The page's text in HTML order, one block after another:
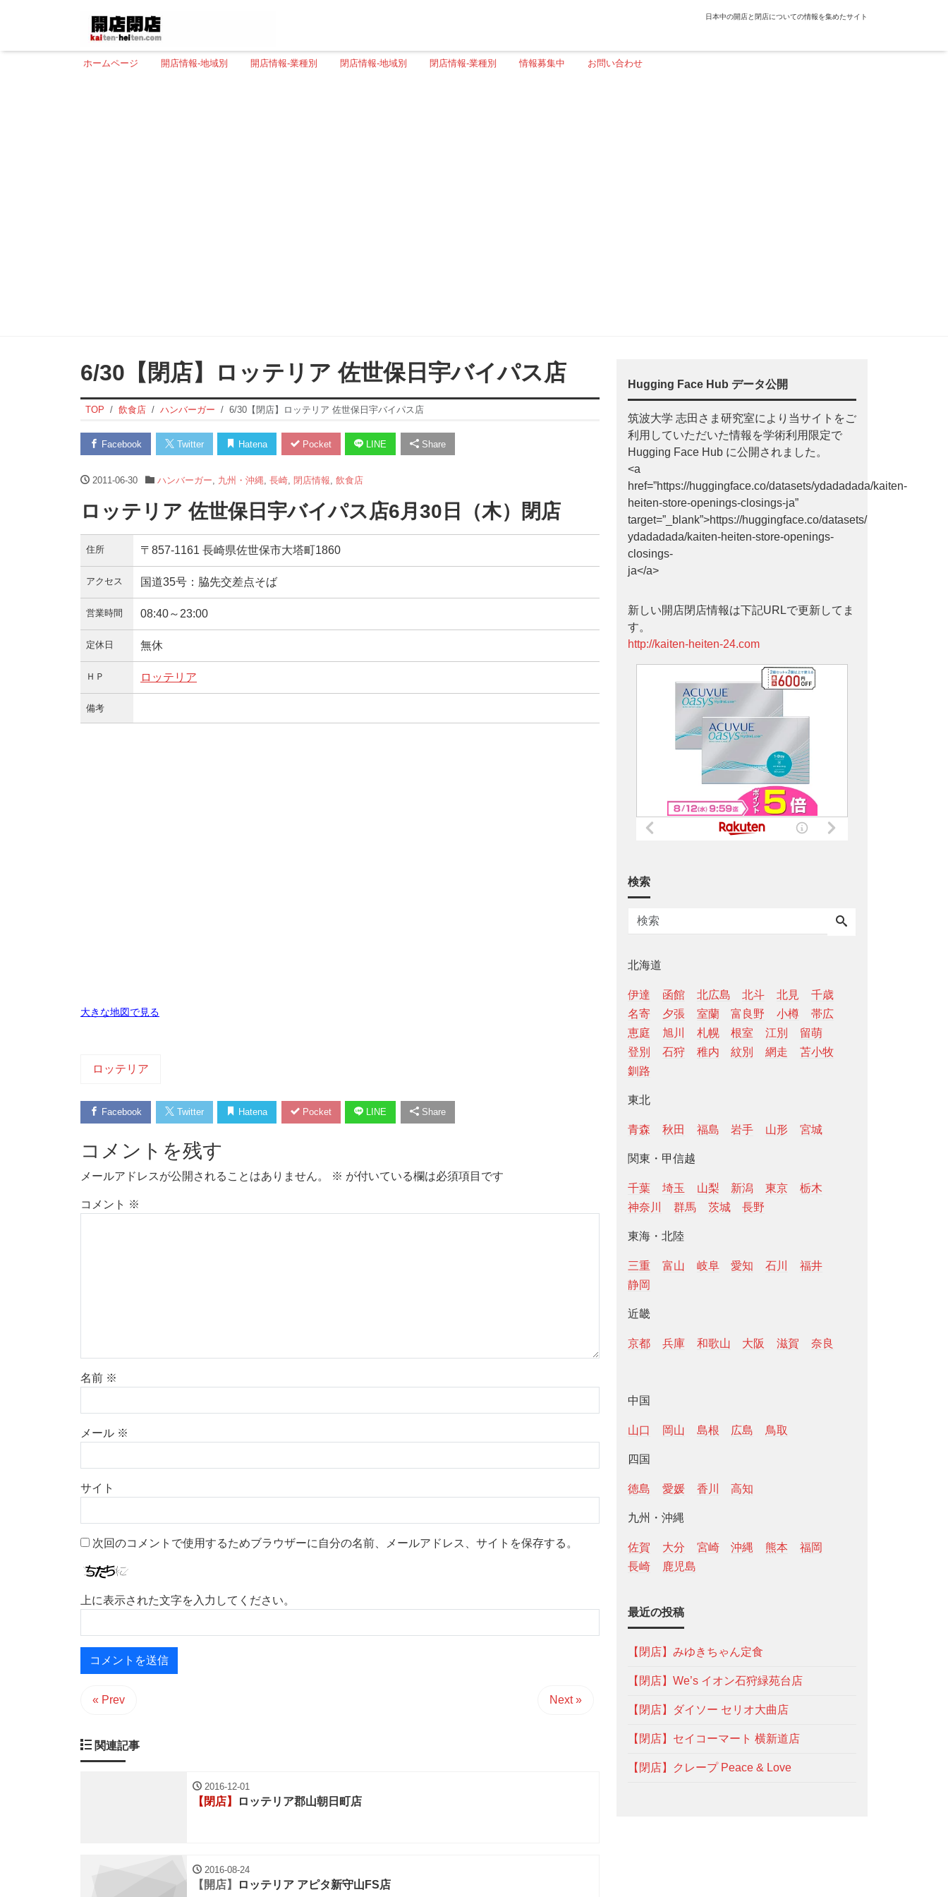
日本中の開店と閉店についての情報を集めたサイト
ホームページ 開店情報-地域別 開店情報-業種別 閉店情報-地域別 閉店情報-業種別 情報募集中 お問い合わせ
6/30【閉店】ロッテリア 佐世保日宇バイパス店
TOP 飲食店 ハンバーガー 6/30【閉店】ロッテリア 佐世保日宇バイパス店
Facebook Twitter Hatena Pocket LINE Share
2011-06-30 ハンバーガー 九州・沖縄 長崎, 閉店情報 飲食店
ロッテリア 佐世保日宇バイパス店6月30日（木）閉店
住所 〒857-1161 長崎県佐世保市大塔町1860
アクセス 国道35号：脇先交差点そば
営業時間 08:40～23:00
定休日 無休
ＨＰ ロッテリア
備考
大きな地図で見る
ロッテリア
Facebook Twitter Hatena Pocket LINE Share
コメントを残す
メールアドレスが公開されることはありません。 ※ が付いている欄は必須項目です
コメント ※
名前 ※
メール ※
サイト
次回のコメントで使用するためブラウザーに自分の名前、メールアドレス、サイトを保存する。
上に表示された文字を入力してください。
« Prev Next »
関連記事
2016-12-01
【閉店】 ロッテリア郡山朝日町店
2016-08-24
【開店】 ロッテリア アピタ新守山FS店
Hugging Face Hub データ公開
筑波大学 志田さま研究室により当サイトをご
利用していただいた情報を学術利用限定で
Hugging Face Hub に公開されました。
<a
href=”https://huggingface.co/datasets/ydadadada/kaiten-
heiten-store-openings-closings-ja”
target=”_blank”>https://huggingface.co/datasets/
ydadadada/kaiten-heiten-store-openings-
closings-
ja</a>
新しい開店閉店情報は下記URLで更新してま
す。
http://kaiten-heiten-24.com
検索
北海道
伊達 函館 北広島 北斗 北見
千歳
名寄
夕張 室蘭 富良野 小樽
帯広
恵庭
旭川 札幌 根室 江別
留萌
登別
石狩 稚内 紋別 網走
苫小牧
釧路
東北
青森 秋田 福島 岩手 山形 宮城
関東・甲信越
千葉 埼玉 山梨 新潟 東京
栃木
神奈川
群馬 茨城 長野
東海・北陸
三重 富山 岐阜 愛知 石川
福井
静岡
近畿
京都 兵庫 和歌山 大阪 滋賀 奈良
中国
山口 岡山 島根 広島 鳥取
四国
徳島 愛媛 香川 高知
九州・沖縄
佐賀 大分 宮崎 沖縄 熊本
福岡
長崎
鹿児島
最近の投稿
【閉店】みゆきちゃん定食
【閉店】We’s イオン石狩緑苑台店
【閉店】ダイソー セリオ大曲店
【閉店】セイコーマート 横新道店
【閉店】クレープ Peace & Love